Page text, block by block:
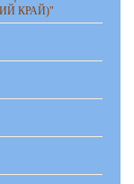
КРАЙ)"